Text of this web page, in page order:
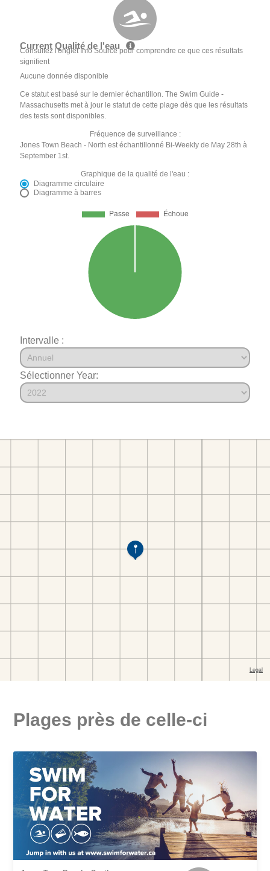
Current Qualité de l'eau
Consultez l'onglet Info Source pour comprendre ce que ces résultats
signifient
Aucune donnée disponible
Ce statut est basé sur le dernier échantillon. The Swim Guide -
Massachusetts met à jour le statut de cette plage dès que les résultats
des tests sont disponibles.
Fréquence de surveillance :
Jones Town Beach - North est échantillonné Bi-Weekly de May 28th à
September 1st.
Graphique de la qualité de l'eau :
Diagramme circulaire
Diagramme à barres
Intervalle :
Sélectionner Year:
Plages près de celle-ci